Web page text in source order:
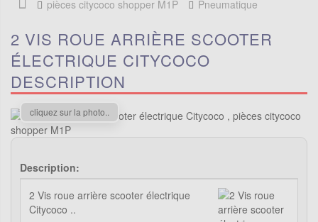
pièces citycoco shopper M1P Pneumatique
2 VIS ROUE ARRIÈRE SCOOTER
ÉLECTRIQUE CITYCOCO
DESCRIPTION
cliquez sur la photo..
Description:
2 Vis roue arrière scooter électrique
Citycoco ..